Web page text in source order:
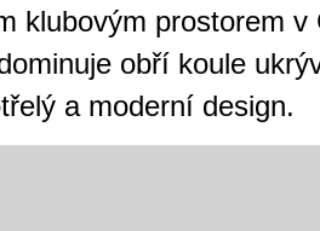
klubovým prostorem v
obří koule
a moderní design.
Brno je
zajímavé
restaurace,
místem, kde si
kasinové hry. V